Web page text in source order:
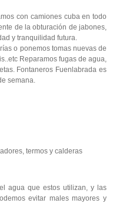
con camiones cuba en todo
de la obturación de jabones,
y tranquilidad futura.
o ponemos tomas nuevas de
Reparamos fugas de agua,
Fontaneros Fuenlabrada es
semana.
termos y calderas
agua que estos utilizan, y las
evitar males mayores y